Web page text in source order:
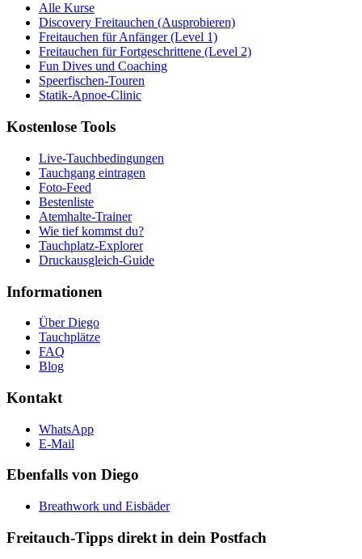
Alle Kurse
Discovery Freitauchen (Ausprobieren)
Freitauchen für Anfänger (Level 1)
Freitauchen für Fortgeschrittene (Level 2)
Fun Dives und Coaching
Speerfischen-Touren
Statik-Apnoe-Clinic
Kostenlose Tools
Live-Tauchbedingungen
Tauchgang eintragen
Foto-Feed
Bestenliste
Atemhalte-Trainer
Wie tief kommst du?
Tauchplatz-Explorer
Druckausgleich-Guide
Informationen
Über Diego
Tauchplätze
FAQ
Blog
Kontakt
WhatsApp
E-Mail
Ebenfalls von Diego
Breathwork und Eisbäder
Freitauch-Tipps direkt in dein Postfach